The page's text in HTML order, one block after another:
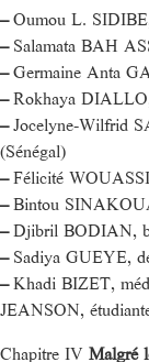
–Oumou L.
–Salamata BAH
–Germaine Anta
–Rokhaya DIALLO,
–Jocelyne-Wilfrid
(Sénégal)
–Félicité
–Bintou
–Djibril BODIAN,
–Sadiya GUEYE,
–Khadi BIZET,
JEANSON,
Chapitre IV Malgré